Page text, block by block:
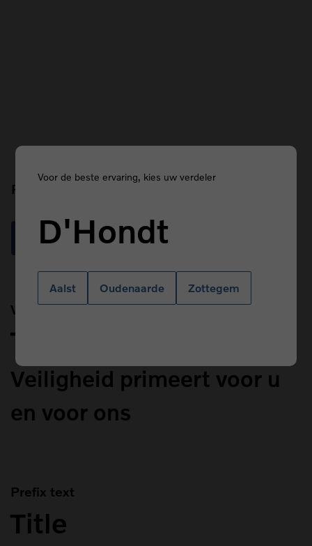
Voor de beste ervaring, kies uw verdeler
D'Hondt
Aalst Oudenaarde Zottegem
Prefix
Read more
Van Kasteren
Title
Veiligheid primeert voor u
en voor ons
Prefix text
Title